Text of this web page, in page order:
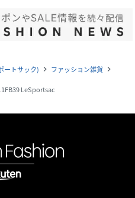
ートサック) navigate_next ファッション雑貨 navigate_next
LeSportsac